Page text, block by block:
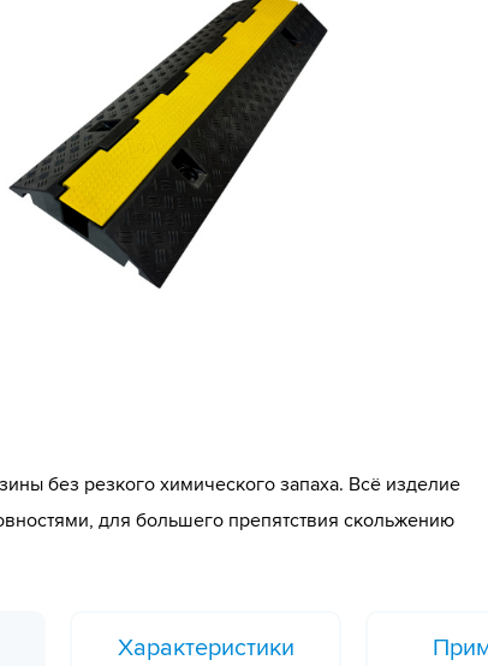
без резкого химического запаха. Всё изделие
для большего препятствия скольжению
Характеристики